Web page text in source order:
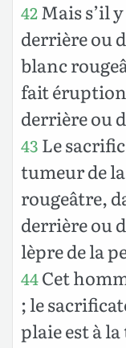
42Mais s’il
derrière ou
blanc
fait éruption
derrière ou
43 Le
tumeur de
rougeâtre,
derrière ou
lèpre de la
44Cet
; le
plaie est à